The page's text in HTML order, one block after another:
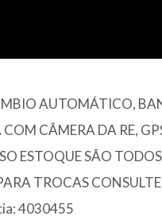
AUTOMÁTICO,
CÂMERA DA RE,
ESTOQUE SÃO
TROCAS
4030455